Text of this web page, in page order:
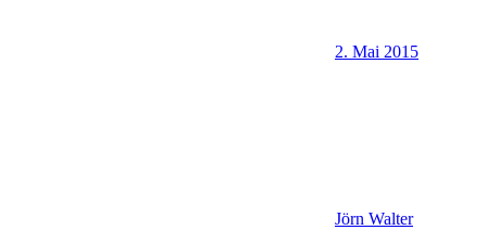
2. Mai 2015
Jörn Walter